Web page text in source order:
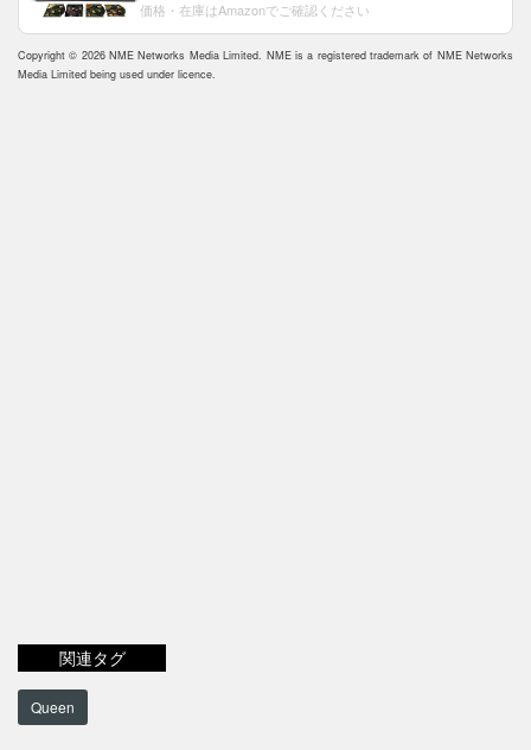
価格・在庫はAmazonでご確認ください
Copyright © 2026 NME Networks Media Limited. NME is a registered trademark of NME Networks
Media Limited being used under licence.
関連タグ
Queen